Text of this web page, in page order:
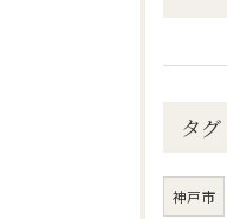
タグ
神戸市